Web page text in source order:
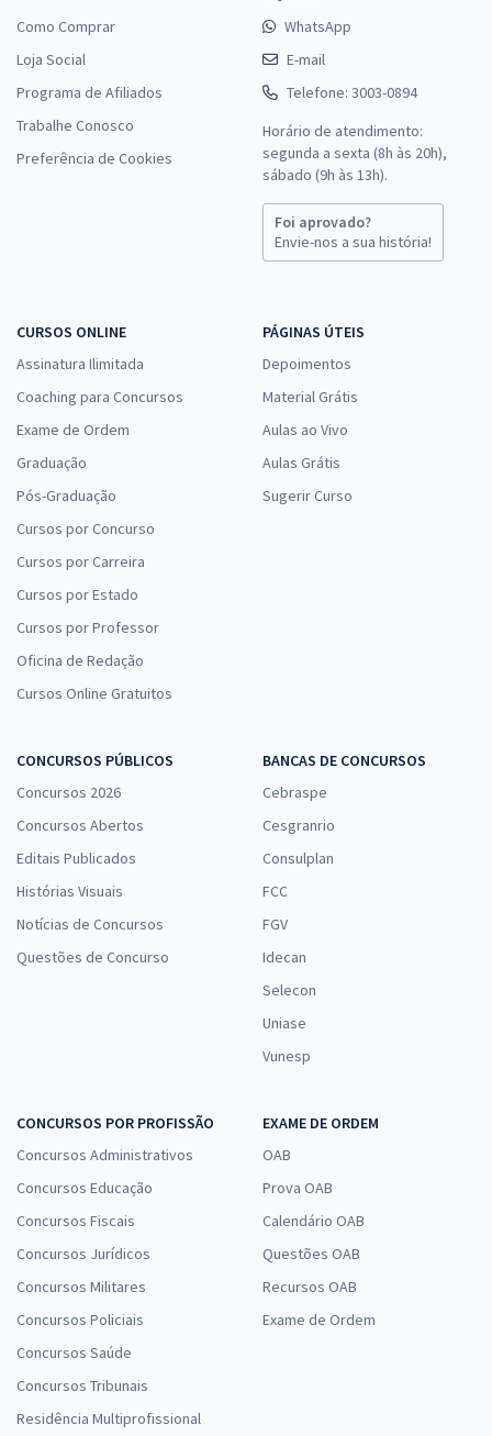
Como Comprar
Loja Social
Programa de Afiliados
Trabalhe Conosco
Preferência de Cookies
WhatsApp
E-mail
Telefone: 3003-0894
Horário de atendimento:
segunda a sexta (8h às 20h),
sábado (9h às 13h).
Foi aprovado?
Envie-nos a sua história!
CURSOS ONLINE
Assinatura Ilimitada
Coaching para Concursos
Exame de Ordem
Graduação
Pós-Graduação
Cursos por Concurso
Cursos por Carreira
Cursos por Estado
Cursos por Professor
Oficina de Redação
Cursos Online Gratuitos
PÁGINAS ÚTEIS
Depoimentos
Material Grátis
Aulas ao Vivo
Aulas Grátis
Sugerir Curso
CONCURSOS PÚBLICOS
Concursos 2026
Concursos Abertos
Editais Publicados
Histórias Visuais
Notícias de Concursos
Questões de Concurso
BANCAS DE CONCURSOS
Cebraspe
Cesgranrio
Consulplan
FCC
FGV
Idecan
Selecon
Uniase
Vunesp
CONCURSOS POR PROFISSÃO
Concursos Administrativos
Concursos Educação
Concursos Fiscais
Concursos Jurídicos
Concursos Militares
Concursos Policiais
Concursos Saúde
Concursos Tribunais
Residência Multiprofissional
EXAME DE ORDEM
OAB
Prova OAB
Calendário OAB
Questões OAB
Recursos OAB
Exame de Ordem